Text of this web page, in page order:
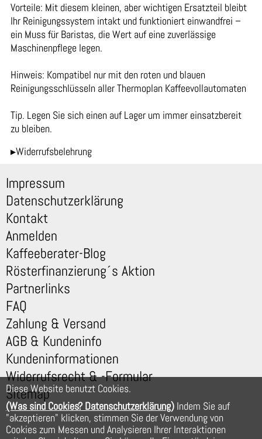
Diese Website benutzt Cookies.
(Was sind Cookies? Datenschutzerklärung) Indem Sie auf
"akzeptieren" klicken, stimmen Sie der Verwendung von
Cookies zum Messen und Analysieren Ihrer Interaktionen
Vorteile: Mit diesem kleinen, aber wichtigen Ersatzteil bleibt
Ihr Reinigungssystem intakt und funktioniert einwandfrei –
ein Muss für Baristas, die Wert auf eine zuverlässige
Maschinenpflege legen.
Hinweis: Kompatibel nur mit den roten und blauen
Reinigungsschlüsseln aller Thermoplan Kaffeevollautomaten
Tip. Legen Sie sich einen auf Lager um immer einsatzbereit
zu bleiben.
▸Widerrufsbelehrung
Impressum
Datenschutzerklärung
Kontakt
Anmelden
Kaffeeberater-Blog
Rösterfinanzierung´s Aktion
Partnerlinks
FAQ
Zahlung & Versand
AGB & Kundeninfo
Kundeninformationen
Widerrufsrecht & -Formular
Sitemap